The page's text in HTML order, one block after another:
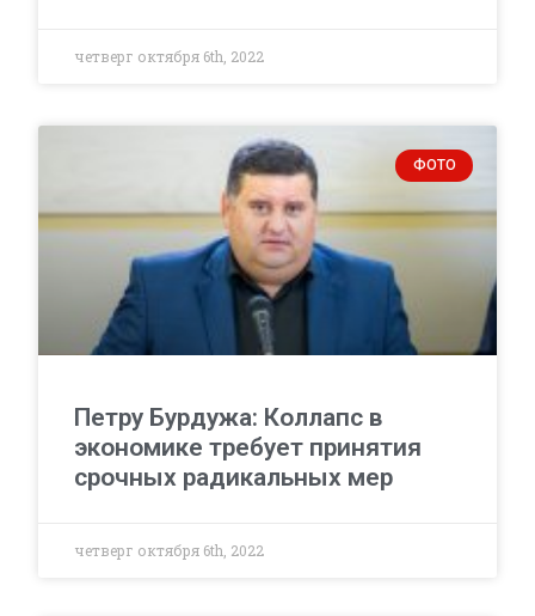
четверг октября 6th, 2022
ФОТО
Петру Бурдужа: Коллапс в
экономике требует принятия
срочных радикальных мер
четверг октября 6th, 2022